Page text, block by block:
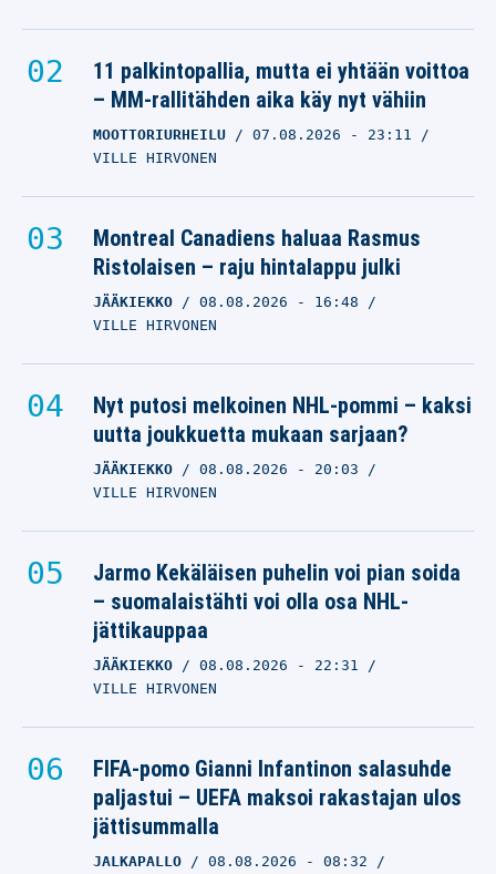
11 palkintopallia, mutta ei yhtään voittoa
– MM-rallitähden aika käy nyt vähiin
MOOTTORIURHEILU 07.08.2026 - 23:11
VILLE HIRVONEN
Montreal Canadiens haluaa Rasmus
Ristolaisen – raju hintalappu julki
JÄÄKIEKKO 08.08.2026 - 16:48
VILLE HIRVONEN
Nyt putosi melkoinen NHL-pommi – kaksi
uutta joukkuetta mukaan sarjaan?
JÄÄKIEKKO 08.08.2026 - 20:03
VILLE HIRVONEN
Jarmo Kekäläisen puhelin voi pian soida
– suomalaistähti voi olla osa NHL-
jättikauppaa
JÄÄKIEKKO 08.08.2026 - 22:31
VILLE HIRVONEN
FIFA-pomo Gianni Infantinon salasuhde
paljastui – UEFA maksoi rakastajan ulos
jättisummalla
JALKAPALLO 08.08.2026 - 08:32